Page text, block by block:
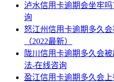
泸水信用卡逾期会坐牢
询
怒江州信用卡逾期多久
（2022最新）
陇川信用卡逾期多久会
法-在线咨询
盈江信用卡逾期多久会